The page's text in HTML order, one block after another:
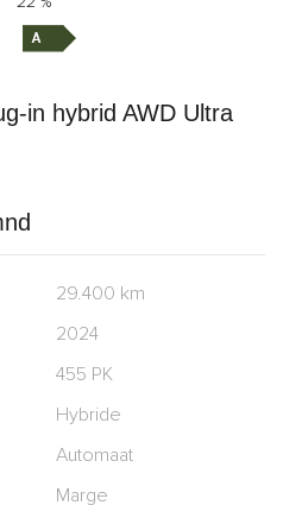
in hybrid AWD Ultra
29.400 km
2024
455 PK
Hybride
Automaat
Marge